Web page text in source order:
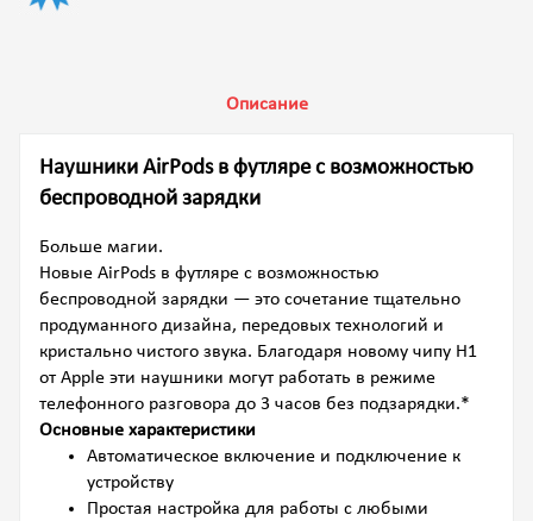
Описание
Наушники AirPods в футляре с возможностью
беспроводной зарядки
Больше магии.
Новые AirPods в футляре с возможностью
беспроводной зарядки — это сочетание тщательно
продуманного дизайна, передовых технологий и
кристально чистого звука. Благодаря новому чипу H1
от Apple эти наушники могут работать в режиме
телефонного разговора до 3 часов без подзарядки.*
Основные характеристики
Автоматическое включение и подключение к
устройству
Простая настройка для работы с любыми